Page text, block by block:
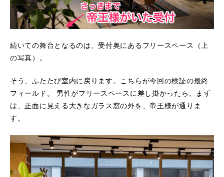
続いての舞台となるのは、受付奥にあるフリースペース（上
の写真）。
そう、ふたたび室内に戻ります。こちらが今回の検証の最終
フィールド。 男性がフリースペースに差し掛かったら、まず
は、正面に見える大きなガラス窓の外を、帝王様が通りま
す。